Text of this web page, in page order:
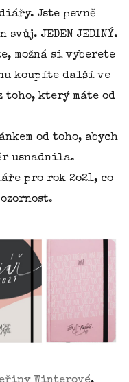
Jste pevně
JEDEN JEDINÝ.
možná si vyberete
koupíte další ve
toho, který máte od
od toho, abych
usnadnila.
pro rok 2o21, co